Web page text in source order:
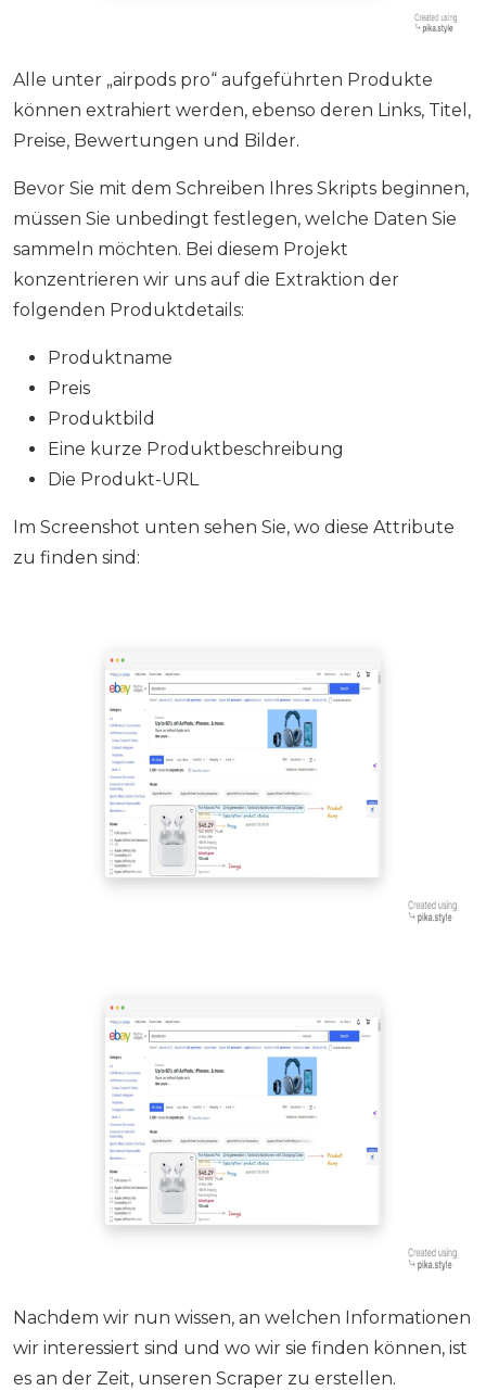
Alle unter „airpods pro“ aufgeführten Produkte
können extrahiert werden, ebenso deren Links, Titel,
Preise, Bewertungen und Bilder.
Bevor Sie mit dem Schreiben Ihres Skripts beginnen,
müssen Sie unbedingt festlegen, welche Daten Sie
sammeln möchten. Bei diesem Projekt
konzentrieren wir uns auf die Extraktion der
folgenden Produktdetails:
Produktname
Preis
Produktbild
Eine kurze Produktbeschreibung
Die Produkt-URL
Im Screenshot unten sehen Sie, wo diese Attribute
zu finden sind:
Nachdem wir nun wissen, an welchen Informationen
wir interessiert sind und wo wir sie finden können, ist
es an der Zeit, unseren Scraper zu erstellen.